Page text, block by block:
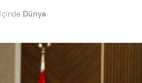
içinde Dünya